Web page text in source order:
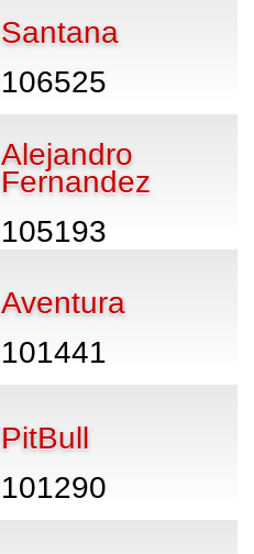
Santana
106525
Alejandro
Fernandez
105193
Aventura
101441
PitBull
101290